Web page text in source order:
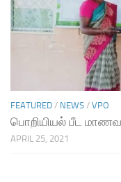
FEATURED / NEWS / VPO
பொறியியல் பீட
APRIL 25, 2021